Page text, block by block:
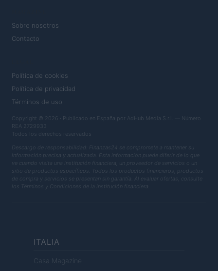
Sobre nosotros
Contacto
Política de cookies
Política de privacidad
Términos de uso
Copyright © 2026 · Publicado en España por AdHub Media S.r.l. — Número
REA 2729933
Todos los derechos reservados
Descargo de responsabilidad: Finanzas24 se compromete a mantener su
información precisa y actualizada. Esta información puede diferir de lo que
ve cuando visita una institución financiera, un proveedor de servicios o un
sitio de productos específicos. Todos los productos financieros, productos
de compra y servicios se presentan sin garantía. Al evaluar ofertas, consulte
los Términos y Condiciones de la institución financiera.
ITALIA
Casa Magazine